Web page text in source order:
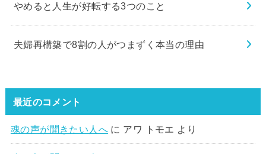
やめると人生が好転する3つのこと
夫婦再構築で8割の人がつまずく本当の理由
最近のコメント
魂の声が聞きたい人へ に アワ トモエ より